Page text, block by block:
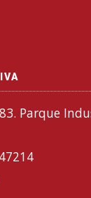
Parque